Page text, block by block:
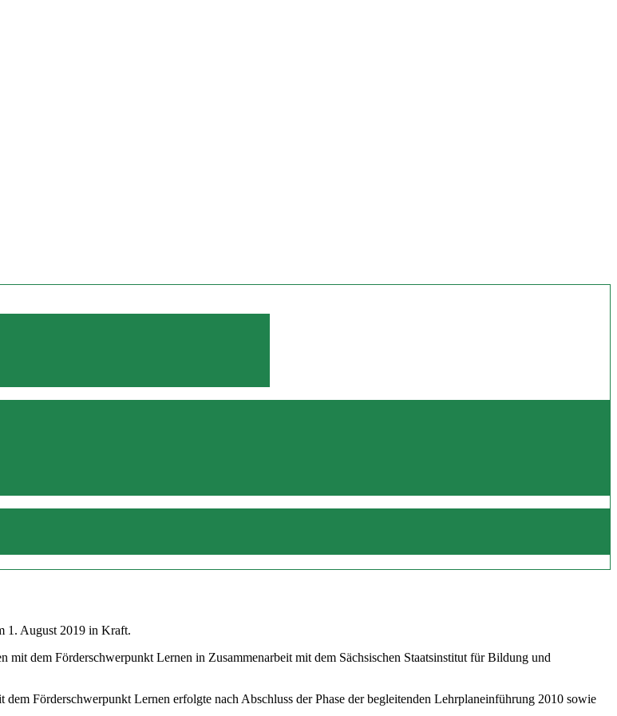
1. August 2019 in Kraft.
dem Förderschwerpunkt Lernen in Zusammenarbeit mit dem Sächsischen Staatsinstitut für Bildung und
Förderschwerpunkt Lernen erfolgte nach Abschluss der Phase der begleitenden Lehrplaneinführung 2010 sowie